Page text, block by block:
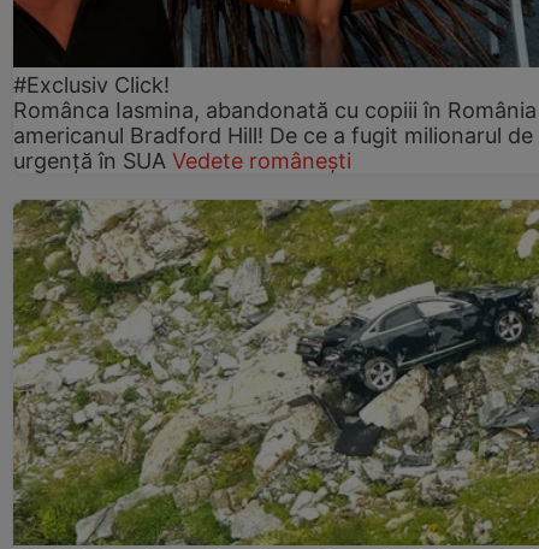
#Exclusiv Click!
Românca Iasmina, abandonată cu copiii în
americanul Bradford Hill! De ce a fugit milionarul de
urgență în SUA Vedete românești